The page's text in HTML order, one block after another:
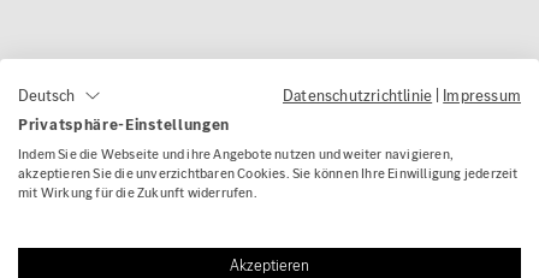
Zur Übersicht
War diese Seite hilfreich?
Deutsch Datenschutzrichtlinie | Impressum
Privatsphäre-Einstellungen
Indem Sie die Webseite und ihre Angebote nutzen und weiter navigieren,
akzeptieren Sie die unverzichtbaren Cookies. Sie können Ihre Einwilligung jederzeit
mit Wirkung für die Zukunft widerrufen.
Akzeptieren